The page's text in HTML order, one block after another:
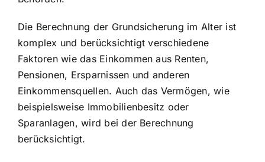
Die Berechnung der Grundsicherung im Alter ist
komplex und berücksichtigt verschiedene
Faktoren wie das Einkommen aus Renten,
Pensionen, Ersparnissen und anderen
Einkommensquellen. Auch das Vermögen, wie
beispielsweise Immobilienbesitz oder
Sparanlagen, wird bei der Berechnung
berücksichtigt.